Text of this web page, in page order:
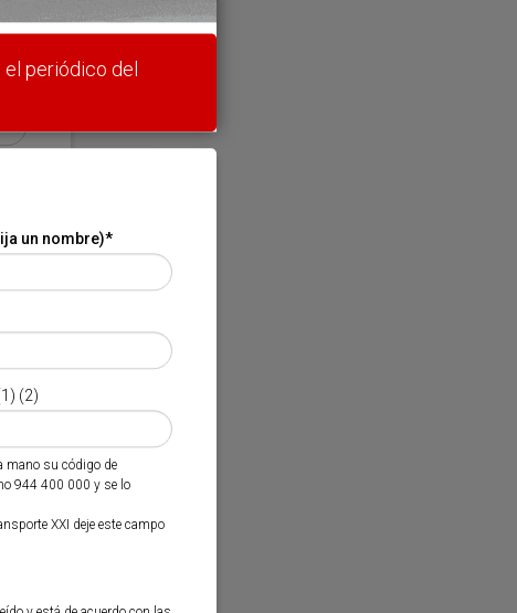
periódico del
un nombre)*
(2)
mano su código de
944 400 000 y se lo
XXI deje este campo